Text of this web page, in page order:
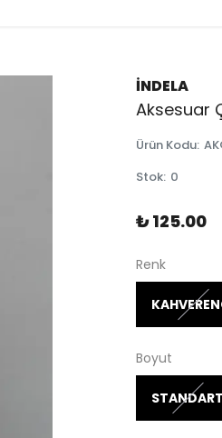
İNDELA
Aksesuar
Ürün Kodu:
Stok: 0
₺ 125.00
Renk
Boyut
STANDART